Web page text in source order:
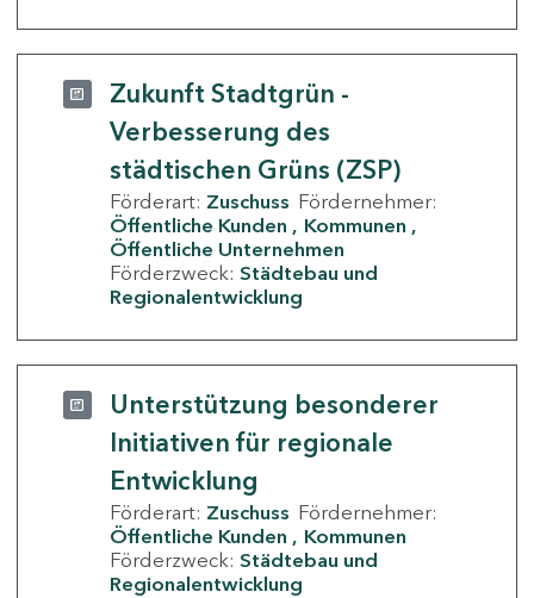
Zukunft Stadtgrün -
Verbesserung des
städtischen Grüns (ZSP)
Förderart: Zuschuss Fördernehmer:
Öffentliche Kunden
Kommunen
Öffentliche Unternehmen
Förderzweck: Städtebau und
Regionalentwicklung
Unterstützung besonderer
Initiativen für regionale
Entwicklung
Förderart: Zuschuss Fördernehmer:
Öffentliche Kunden
Kommunen
Förderzweck: Städtebau und
Regionalentwicklung